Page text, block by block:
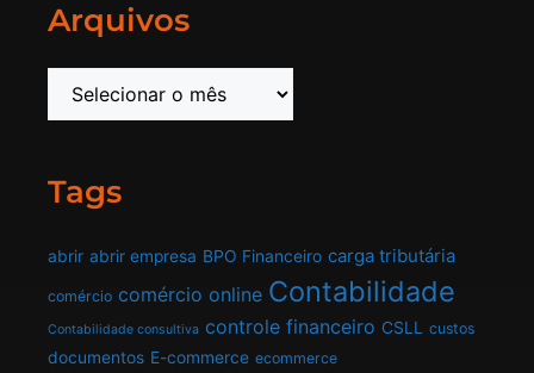
Arquivos
Tags
abrir abrir empresa BPO Financeiro carga tributária
comércio comércio online Contabilidade
Contabilidade consultiva controle financeiro CSLL custos
documentos E-commerce ecommerce